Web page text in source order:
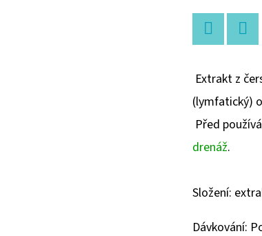
Extrakt z
(lymfatický)
Před
drenáž.
Složení:
Dávkování: